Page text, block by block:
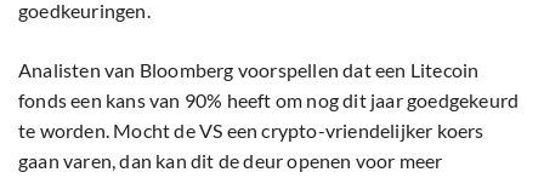
goedkeuringen.
Analisten van Bloomberg voorspellen dat een Litecoin
fonds een kans van 90% heeft om nog dit jaar goedgekeurd
te worden. Mocht de VS een crypto-vriendelijker koers
gaan varen, dan kan dit de deur openen voor meer